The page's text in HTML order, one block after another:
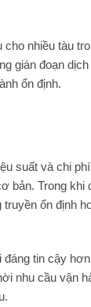
nhiều tàu
gián đoạn
ổn định.
suất và chi
bản. Trong khi
ổn định
tin cậy
nhu cầu vận